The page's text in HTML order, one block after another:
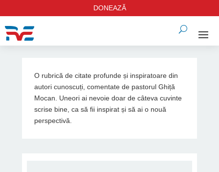
DONEAZĂ
O rubrică de citate profunde și inspiratoare din
autori cunoscuți, comentate de pastorul Ghiță
Mocan. Uneori ai nevoie doar de câteva cuvinte
scrise bine, ca să fii inspirat și să ai o nouă
perspectivă.